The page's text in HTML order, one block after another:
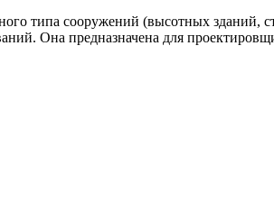
типа сооружений (высотных зданий,
Она предназначена для